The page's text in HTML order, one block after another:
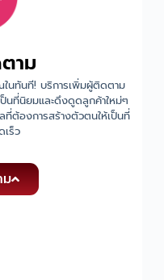
าม
ในทันที! บริการเพิ่มผู้ติดตาม
ที่นิยมและดึงดูดลูกค้าใหม่ๆ
ที่ต้องการสร้างตัวตนให้เป็นที่
เร็ว